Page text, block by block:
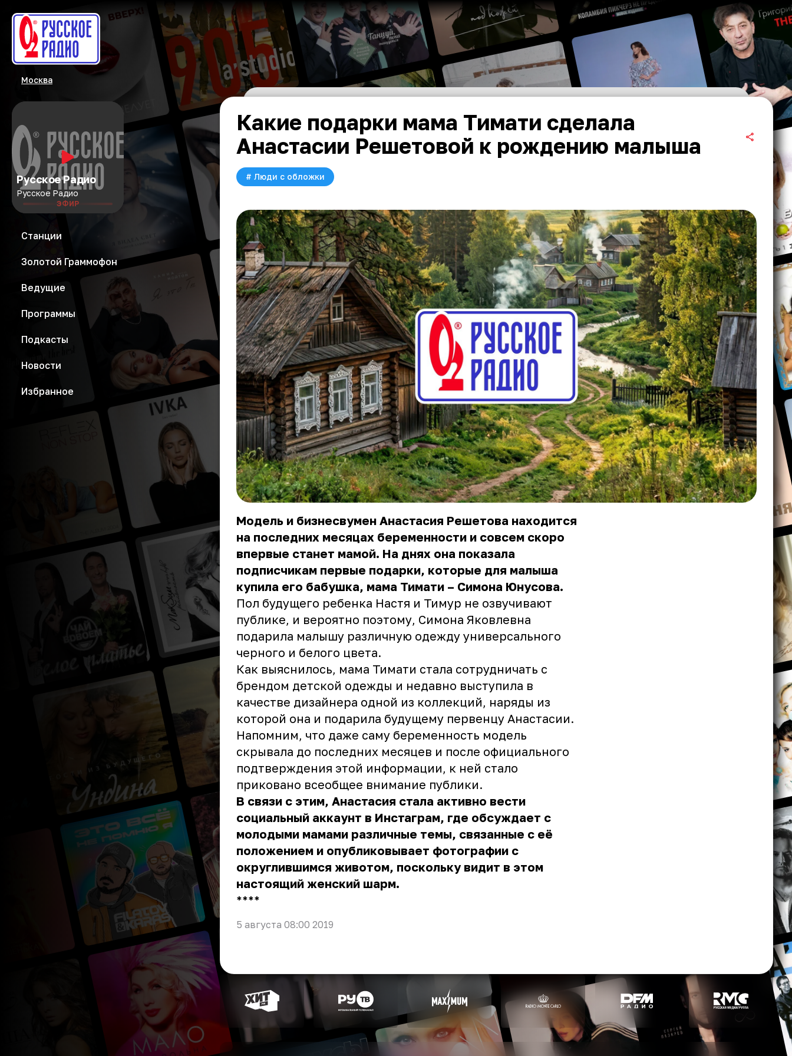
Москва
Русское Радио
Русское Радио
ЭФИР
Станции
Золотой Граммофон
Ведущие
Программы
Подкасты
Новости
Избранное
Какие подарки мама Тимати сделала
Анастасии Решетовой к рождению малыша
# Люди с обложки
Модель и бизнесвумен Анастасия Решетова находится
на последних месяцах беременности и совсем скоро
впервые станет мамой. На днях она показала
подписчикам первые подарки, которые для малыша
купила его бабушка, мама Тимати – Симона Юнусова.
Пол будущего ребенка Настя и Тимур не озвучивают
публике, и вероятно поэтому, Симона Яковлевна
подарила малышу различную одежду универсального
черного и белого цвета.
Как выяснилось, мама Тимати стала сотрудничать с
брендом детской одежды и недавно выступила в
качестве дизайнера одной из коллекций, наряды из
которой она и подарила будущему первенцу Анастасии.
Напомним, что даже саму беременность модель
скрывала до последних месяцев и после официального
подтверждения этой информации, к ней стало
приковано всеобщее внимание публики.
В связи с этим, Анастасия стала активно вести
социальный аккаунт в Инстаграм, где обсуждает с
молодыми мамами различные темы, связанные с её
положением и опубликовывает фотографии с
округлившимся животом, поскольку видит в этом
настоящий женский шарм.
** **
5 августа 08:00 2019